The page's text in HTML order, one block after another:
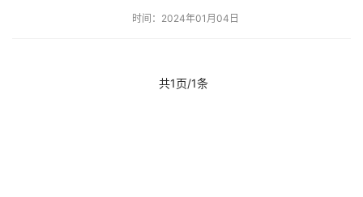
时间：2024年01月04日
共1页/1条